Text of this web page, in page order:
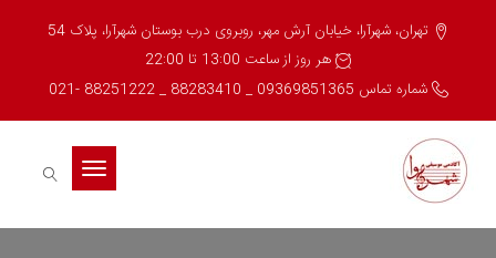
تهران، شهرآرا، خیابان آرش مهر، روبروی درب بوستان شهرآرا، پلاک 54
هر روز از ساعت 13:00 تا 22:00
شماره تماس 09369851365 _ 88283410 _ 88251222 -021
Toggle
navigation